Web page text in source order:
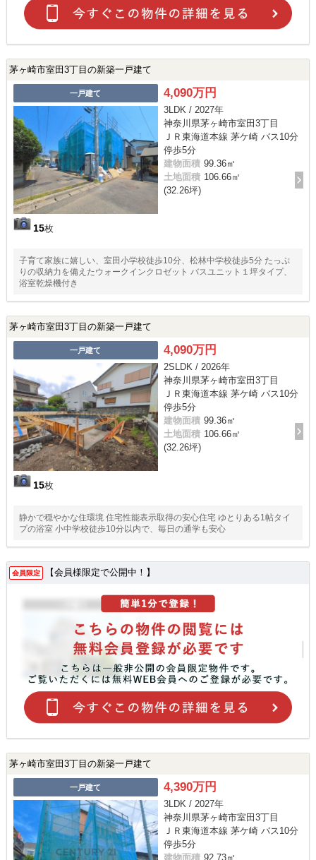
茅ヶ崎市室田3丁目の新築一戸建て
一戸建て
15枚
4,090万円
3LDK / 2027年
神奈川県茅ヶ崎市室田3丁目
ＪＲ東海道本線 茅ケ崎 バス10分
停歩5分
建物面積 99.36㎡
土地面積 106.66㎡
(32.26坪)
子育て家族に嬉しい、室田小学校徒歩10分、松林中学校徒歩5分 たっぷ
りの収納力を備えたウォークインクロゼット バスユニット１坪タイプ、
浴室乾燥機付き
茅ヶ崎市室田3丁目の新築一戸建て
一戸建て
15枚
4,090万円
2SLDK / 2026年
神奈川県茅ヶ崎市室田3丁目
ＪＲ東海道本線 茅ケ崎 バス10分
停歩5分
建物面積 99.36㎡
土地面積 106.66㎡
(32.26坪)
静かで穏やかな住環境 住宅性能表示取得の安心住宅 ゆとりある1帖タイ
プの浴室 小中学校徒歩10分以内で、毎日の通学も安心
会員限定 【会員様限定で公開中！】
茅ヶ崎市室田3丁目の新築一戸建て
一戸建て 4,390万円
3LDK / 2027年
神奈川県茅ヶ崎市室田3丁目
ＪＲ東海道本線 茅ケ崎 バス10分
停歩5分
建物面積 92.73㎡